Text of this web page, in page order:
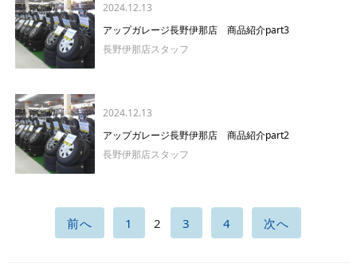
2024.12.13
アップガレージ長野伊那店 商品紹介part3
長野伊那店スタッフ
2024.12.13
アップガレージ長野伊那店 商品紹介part2
長野伊那店スタッフ
前へ 1 2 3 4 次へ